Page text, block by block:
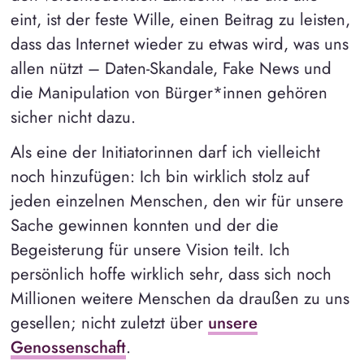
eint, ist der feste Wille, einen Beitrag zu leisten,
dass das Internet wieder zu etwas wird, was uns
allen nützt – Daten-Skandale, Fake News und
die Manipulation von Bürger*innen gehören
sicher nicht dazu.
Als eine der Initiatorinnen darf ich vielleicht
noch hinzufügen: Ich bin wirklich stolz auf
jeden einzelnen Menschen, den wir für unsere
Sache gewinnen konnten und der die
Begeisterung für unsere Vision teilt. Ich
persönlich hoffe wirklich sehr, dass sich noch
Millionen weitere Menschen da draußen zu uns
gesellen; nicht zuletzt über unsere
Genossenschaft.